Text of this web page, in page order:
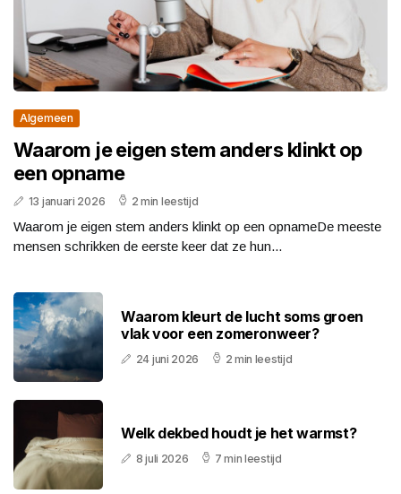
Algemeen
Waarom je eigen stem anders klinkt op
een opname
13 januari 2026 2 min leestijd
Waarom je eigen stem anders klinkt op een opnameDe meeste
mensen schrikken de eerste keer dat ze hun...
Waarom kleurt de lucht soms groen
vlak voor een zomeronweer?
24 juni 2026 2 min leestijd
Welk dekbed houdt je het warmst?
8 juli 2026 7 min leestijd